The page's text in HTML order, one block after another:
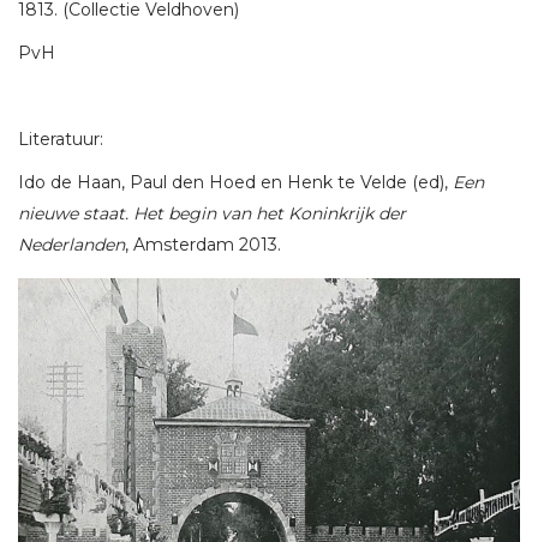
1813. (Collectie Veldhoven)
PvH
Literatuur:
Ido de Haan, Paul den Hoed en Henk te Velde (ed), Een
nieuwe staat. Het begin van het Koninkrijk der
Nederlanden, Amsterdam 2013.